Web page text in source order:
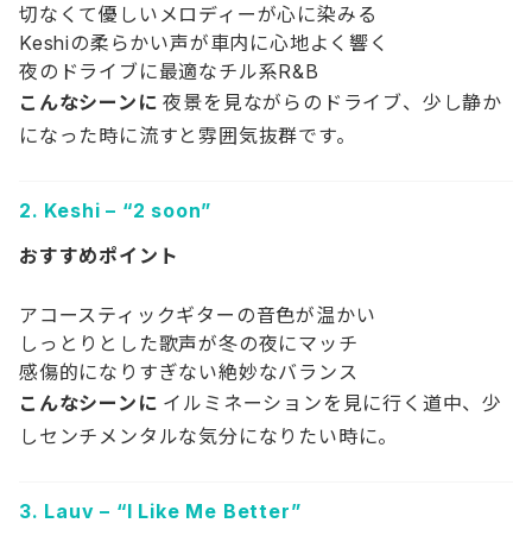
切なくて優しいメロディーが心に染みる
Keshiの柔らかい声が車内に心地よく響く
夜のドライブに最適なチル系R&B
こんなシーンに 夜景を見ながらのドライブ、少し静か
になった時に流すと雰囲気抜群です。
2. Keshi – “2 soon”
おすすめポイント
アコースティックギターの音色が温かい
しっとりとした歌声が冬の夜にマッチ
感傷的になりすぎない絶妙なバランス
こんなシーンに イルミネーションを見に行く道中、少
しセンチメンタルな気分になりたい時に。
3. Lauv – “I Like Me Better”